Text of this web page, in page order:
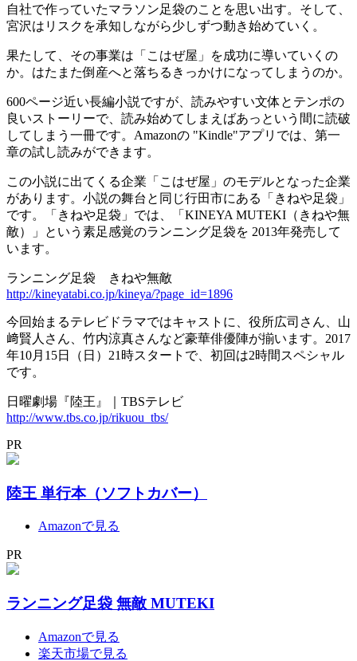
自社で作っていたマラソン足袋のことを思い出す。そして、
宮沢はリスクを承知しながら少しずつ動き始めていく。
果たして、その事業は「こはぜ屋」を成功に導いていくの
か。はたまた倒産へと落ちるきっかけになってしまうのか。
600ページ近い長編小説ですが、読みやすい文体とテンポの
良いストーリーで、読み始めてしまえばあっという間に読破
してしまう一冊です。Amazonの "Kindle"アプリでは、第一
章の試し読みができます。
この小説に出てくる企業「こはぜ屋」のモデルとなった企業
があります。小説の舞台と同じ行田市にある「きねや足袋」
です。「きねや足袋」では、「KINEYA MUTEKI（きねや無
敵）」という素足感覚のランニング足袋を 2013年発売して
います。
ランニング足袋 きねや無敵
http://kineyatabi.co.jp/kineya/?page_id=1896
今回始まるテレビドラマではキャストに、役所広司さん、山
﨑賢人さん、竹内涼真さんなど豪華俳優陣が揃います。2017
年10月15日（日）21時スタートで、初回は2時間スペシャル
です。
日曜劇場『陸王』｜TBSテレビ
http://www.tbs.co.jp/rikuou_tbs/
PR
陸王 単行本（ソフトカバー）
Amazonで見る
PR
ランニング足袋 無敵 MUTEKI
Amazonで見る
楽天市場で見る